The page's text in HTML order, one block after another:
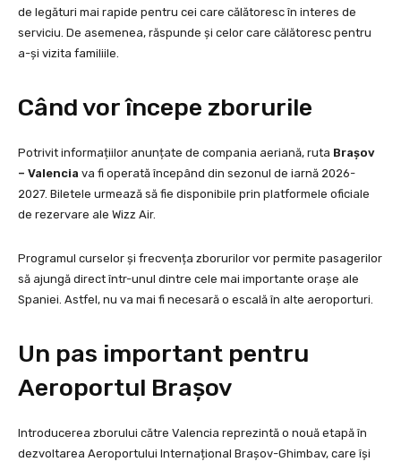
de legături mai rapide pentru cei care călătoresc în interes de
serviciu. De asemenea, răspunde și celor care călătoresc pentru
a-și vizita familiile.
Când vor începe zborurile
Potrivit informațiilor anunțate de compania aeriană, ruta Brașov
– Valencia va fi operată începând din sezonul de iarnă 2026-
2027. Biletele urmează să fie disponibile prin platformele oficiale
de rezervare ale Wizz Air.
Programul curselor și frecvența zborurilor vor permite pasagerilor
să ajungă direct într-unul dintre cele mai importante orașe ale
Spaniei. Astfel, nu va mai fi necesară o escală în alte aeroporturi.
Un pas important pentru
Aeroportul Brașov
Introducerea zborului către Valencia reprezintă o nouă etapă în
dezvoltarea Aeroportului Internațional Brașov-Ghimbav, care își